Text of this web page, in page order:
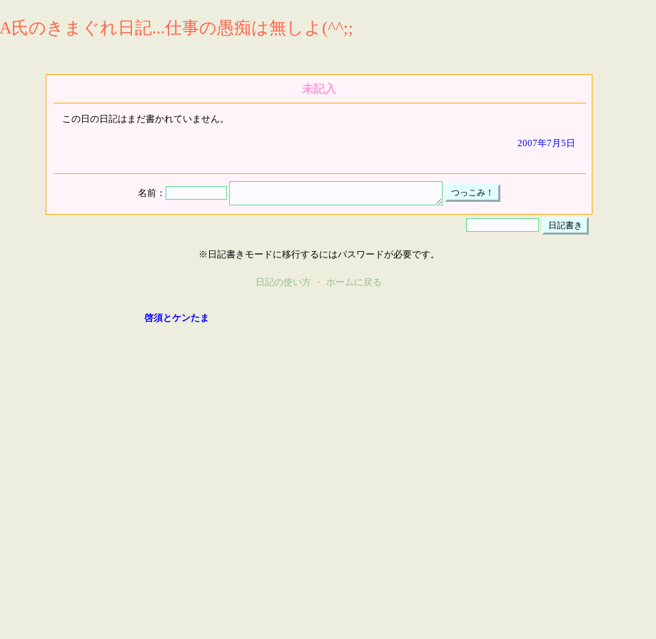
A氏のきまぐれ日記...仕事の愚痴は無しよ(^^;;
未記入
この日の日記はまだ書かれていません。
2007年7月5日
名前：
※日記書きモードに移行するにはパスワードが必要です。
日記の使い方 ・ ホームに戻る
啓須とケンたま